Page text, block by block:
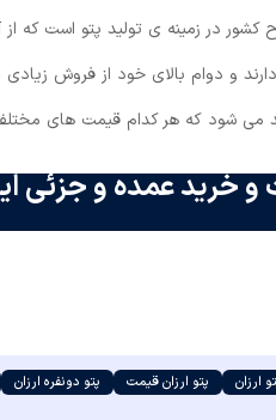
کشور در زمینه ی تولید پتو است که
و دوام بالای خود از فروش زیادی
و خرید عمده و جزئی
ارزان پتو ارزان قیمت پتو دونفره ارزان